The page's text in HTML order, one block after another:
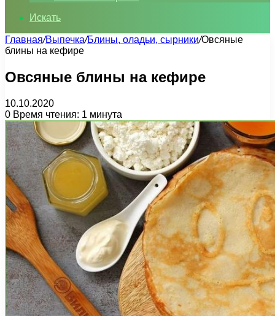
Искать
Главная/Выпечка/Блины, оладьи, сырники/Овсяные
блины на кефире
Овсяные блины на кефире
10.10.2020
0 Время чтения: 1 минута